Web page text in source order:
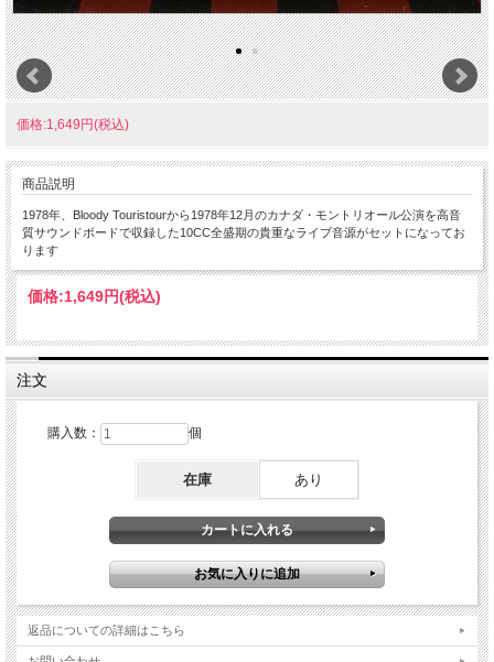
価格:1,649円(税込)
商品説明
1978年、Bloody Touristourから1978年12月のカナダ・モントリオール公演を高音
質サウンドボードで収録した10CC全盛期の貴重なライブ音源がセットになってお
ります
価格:1,649円(税込)
注文
購入数： 個
在庫 あり
返品についての詳細はこちら